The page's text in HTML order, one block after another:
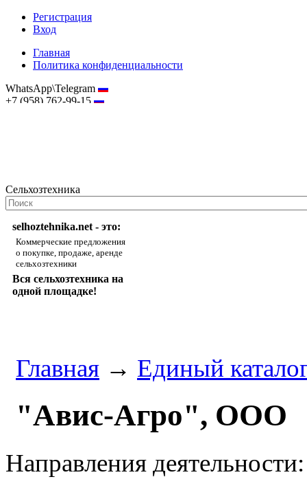
Регистрация
Вход
Главная
Политика конфиденциальности
WhatsApp\Telegram
+7 (958) 762-99-15
Сельхозтехника
selhoztehnika.net - это:
Коммерческие предложения
о покупке, продаже, аренде
сельхозтехники
Вся сельхозтехника на
одной площадке!
Главная → Единый
"Авис-Агро", ООО
Направления деятельности: